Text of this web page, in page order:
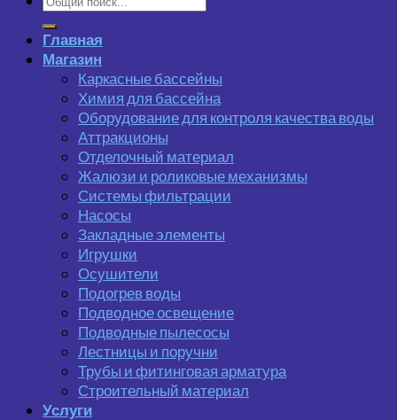
Главная
Магазин
Каркасные бассейны
Химия для бассейна
Оборудование для контроля качества воды
Аттракционы
Отделочный материал
Жалюзи и роликовые механизмы
Системы фильтрации
Насосы
Закладные элементы
Игрушки
Осушители
Подогрев воды
Подводное освещение
Подводные пылесосы
Лестницы и поручни
Трубы и фитинговая арматура
Строительный материал
Услуги